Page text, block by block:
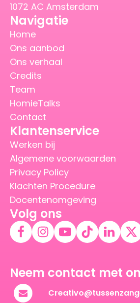
1072 AC Amsterdam
Navigatie
Home
Ons aanbod
Ons verhaal
Credits
Team
HomieTalks
Contact
Klantenservice
Werken bij
Algemene voorwaarden
Privacy Policy
Klachten Procedure
Docentenomgeving
Volg ons
Neem contact met